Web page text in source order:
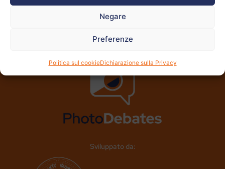
Negare
Preferenze
Politica sul cookieDichiarazione sulla Privacy
Sviluppato da: